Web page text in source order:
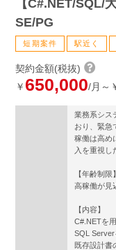
【C#.NET/SQL/
SE/PG
短期案件 駅近く
契約金額(税抜)
￥ 650,000/月～
業務系シス
おり、緊急
稼働は高め
入を重視し
【年齢制限】
高稼働が見
【内容】
C#.NETを
SQL
既存設計書